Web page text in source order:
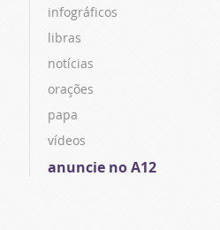
infográficos
libras
notícias
orações
papa
vídeos
anuncie no A12